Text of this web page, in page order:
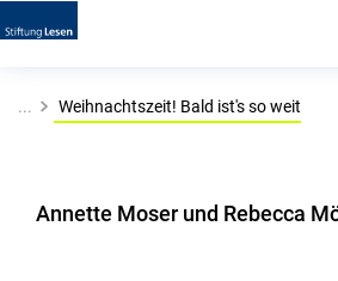
... Weihnachtszeit! Bald ist's so weit
Annette Moser und Rebecca